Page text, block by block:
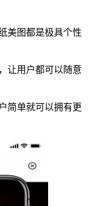
美图都是极具个性
让用户都可以随意
简单就可以拥有更